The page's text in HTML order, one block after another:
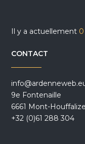
Il y a actuellement 0
CONTACT
9e Fontenaille
6661 Mont-
+32 (0)61 288 304